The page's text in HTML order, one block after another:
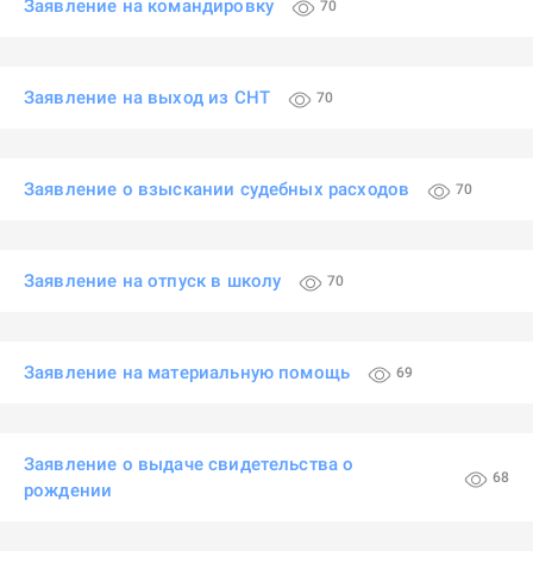
Заявление на командировку 70
Заявление на выход из СНТ 70
Заявление о взыскании судебных расходов 70
Заявление на отпуск в школу 70
Заявление на материальную помощь 69
Заявление о выдаче свидетельства о
рождении
68